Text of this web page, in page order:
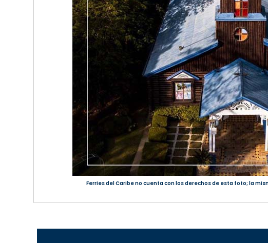
Ferries del Caribe no cuenta con los derechos de esta foto; la